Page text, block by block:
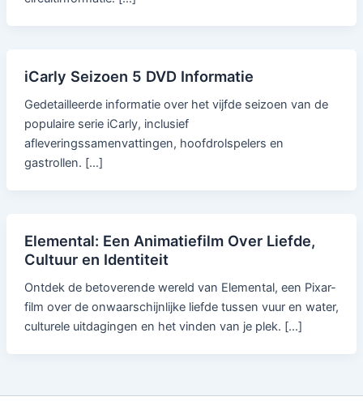
iCarly Seizoen 5 DVD Informatie
Gedetailleerde informatie over het vijfde seizoen van de
populaire serie iCarly, inclusief
afleveringssamenvattingen, hoofdrolspelers en
gastrollen. […]
Elemental: Een Animatiefilm Over Liefde,
Cultuur en Identiteit
Ontdek de betoverende wereld van Elemental, een Pixar-
film over de onwaarschijnlijke liefde tussen vuur en water,
culturele uitdagingen en het vinden van je plek. […]